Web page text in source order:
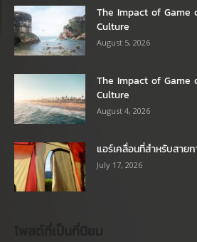
The Impact of Game
Culture
August 5, 2026
The Impact of Game
Culture
August 4, 2026
แอร์เคลื่อนที่สำหรับสายก
July 17, 2026